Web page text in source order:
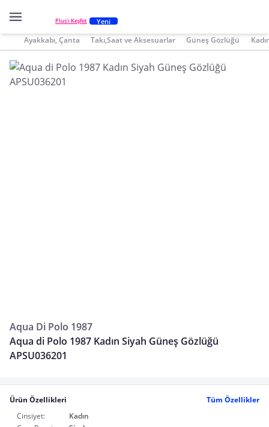
Plus'ı Keşfet Yeni
Ayakkabı, Çanta Takı,Saat ve Aksesuarlar Güneş Gözlüğü
Aqua Di Polo 1987
Aqua di Polo 1987 Kadın Siyah Güneş Gözlüğü
APSU036201
Ürün Özellikleri
Tüm Özellikler
Cinsiyet:
Kadın